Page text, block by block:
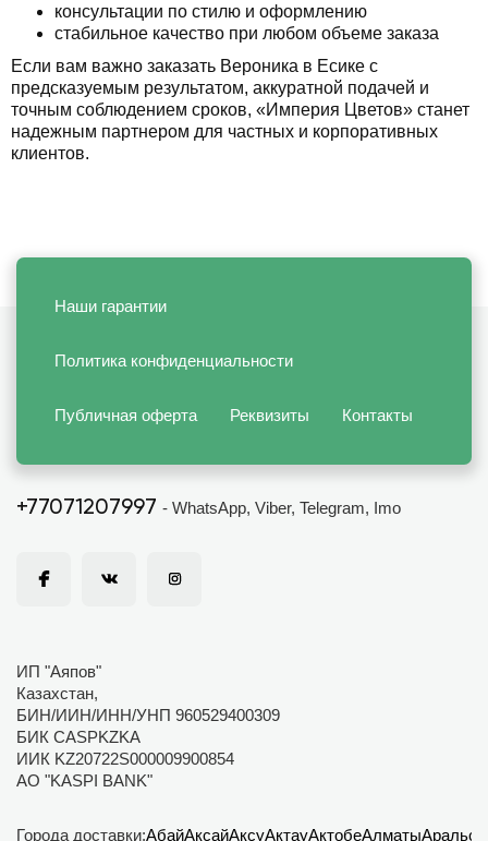
консультации по стилю и оформлению
стабильное качество при любом объеме заказа
Если вам важно заказать Вероника в Есике с
предсказуемым результатом, аккуратной подачей и
точным соблюдением сроков, «Империя Цветов» станет
надежным партнером для частных и корпоративных
клиентов.
Наши гарантии
Политика конфиденциальности
Публичная оферта Реквизиты Контакты
+77071207997 - WhatsApp, Viber, Telegram, Imo
ИП "Аяпов"
Казахстан,
БИН/ИИН/ИНН/УНП 960529400309
БИК CASPKZKA
ИИК KZ20722S000009900854
АО "KASPI BANK"
Города доставки:АбайАксайАксуАктауАктобеАлматыАральск